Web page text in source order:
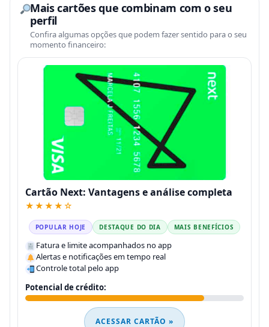
Mais cartões que combinam com o seu
perfil
Confira algumas opções que podem fazer sentido para o seu
momento financeiro:
Cartão Next: Vantagens e análise completa
★★★★☆
POPULAR HOJE DESTAQUE DO DIA MAIS BENEFÍCIOS
Fatura e limite acompanhados no app
Alertas e notificações em tempo real
Controle total pelo app
Potencial de crédito:
ACESSAR CARTÃO »